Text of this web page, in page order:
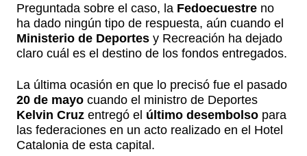
Preguntada sobre el caso, la Fedoecuestre no
ha dado ningún tipo de respuesta, aún cuando el
Ministerio de Deportes y Recreación ha dejado
claro cuál es el destino de los fondos entregados.
La última ocasión en que lo precisó fue el pasado
20 de mayo cuando el ministro de Deportes
Kelvin Cruz entregó el último desembolso para
las federaciones en un acto realizado en el Hotel
Catalonia de esta capital.